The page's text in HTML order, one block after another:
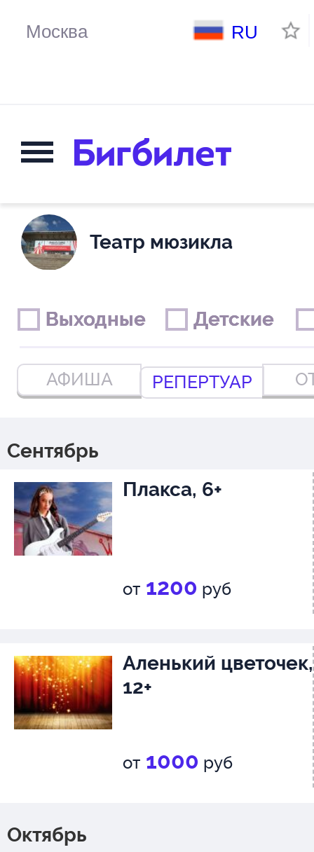
RU
Театр мюзикла
АФИША РЕПЕРТУАР
Выходные
Выходные Детские
Детские
Сентябрь
Плакса, 6+
от 1200 руб
Аленький цветочек,
12+
от 1000 руб
Октябрь